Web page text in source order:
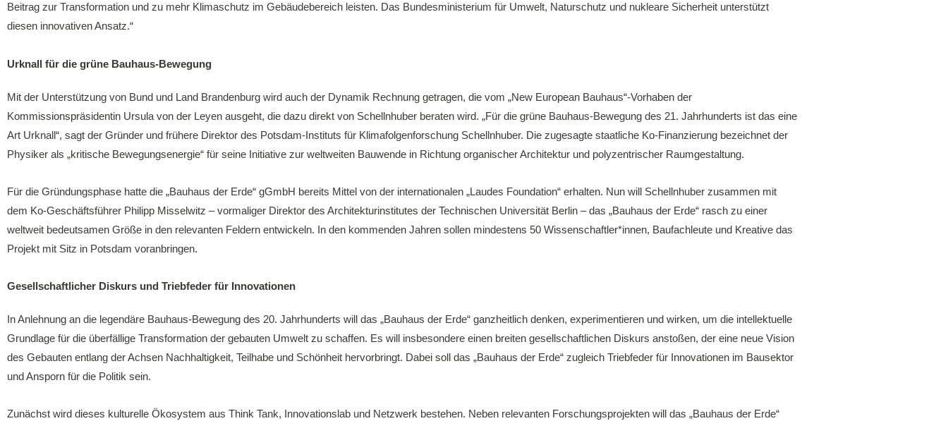
Beitrag zur Transformation und zu mehr Klimaschutz im Gebäudebereich leisten. Das Bundesministerium für Umwelt, Naturschutz und nukleare Sicherheit unterstützt
diesen innovativen Ansatz.“
Urknall für die grüne Bauhaus-Bewegung
Mit der Unterstützung von Bund und Land Brandenburg wird auch der Dynamik Rechnung getragen, die vom „New European Bauhaus“-Vorhaben der
Kommissionspräsidentin Ursula von der Leyen ausgeht, die dazu direkt von Schellnhuber beraten wird. „Für die grüne Bauhaus-Bewegung des 21. Jahrhunderts ist das eine
Art Urknall“, sagt der Gründer und frühere Direktor des Potsdam-Instituts für Klimafolgenforschung Schellnhuber. Die zugesagte staatliche Ko-Finanzierung bezeichnet der
Physiker als „kritische Bewegungsenergie“ für seine Initiative zur weltweiten Bauwende in Richtung organischer Architektur und polyzentrischer Raumgestaltung.
Für die Gründungsphase hatte die „Bauhaus der Erde“ gGmbH bereits Mittel von der internationalen „Laudes Foundation“ erhalten. Nun will Schellnhuber zusammen mit
dem Ko-Geschäftsführer Philipp Misselwitz – vormaliger Direktor des Architekturinstitutes der Technischen Universität Berlin – das „Bauhaus der Erde“ rasch zu einer
weltweit bedeutsamen Größe in den relevanten Feldern entwickeln. In den kommenden Jahren sollen mindestens 50 Wissenschaftler*innen, Baufachleute und Kreative das
Projekt mit Sitz in Potsdam voranbringen.
Gesellschaftlicher Diskurs und Triebfeder für Innovationen
In Anlehnung an die legendäre Bauhaus-Bewegung des 20. Jahrhunderts will das „Bauhaus der Erde“ ganzheitlich denken, experimentieren und wirken, um die intellektuelle
Grundlage für die überfällige Transformation der gebauten Umwelt zu schaffen. Es will insbesondere einen breiten gesellschaftlichen Diskurs anstoßen, der eine neue Vision
des Gebauten entlang der Achsen Nachhaltigkeit, Teilhabe und Schönheit hervorbringt. Dabei soll das „Bauhaus der Erde“ zugleich Triebfeder für Innovationen im Bausektor
und Ansporn für die Politik sein.
Zunächst wird dieses kulturelle Ökosystem aus Think Tank, Innovationslab und Netzwerk bestehen. Neben relevanten Forschungsprojekten will das „Bauhaus der Erde“